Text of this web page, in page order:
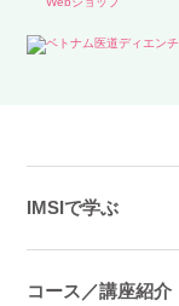
IMSIで学ぶ
コース／講座紹介